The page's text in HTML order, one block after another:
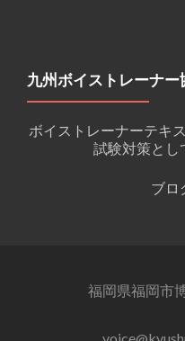
九州ボイストレーナー
ボイストレーナーテキ
試験対策とし
ブロ
福岡県福岡市